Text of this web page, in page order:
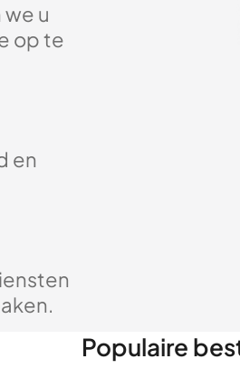
u
op te
en
Populaire